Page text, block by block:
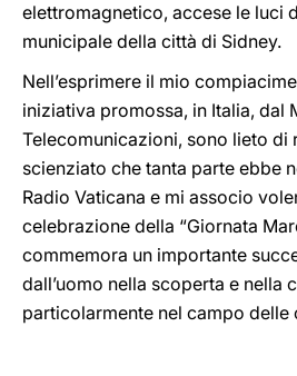
elettromagnetico, accese le luci
municipale della città di Sidney.
Nell’esprimere il mio
iniziativa promossa, in Italia, dal
Telecomunicazioni, sono lieto di
scienziato che tanta parte ebbe
Radio Vaticana e mi associo
celebrazione della “Giornata
commemora un importante
dall’uomo nella scoperta e nella
particolarmente nel campo delle